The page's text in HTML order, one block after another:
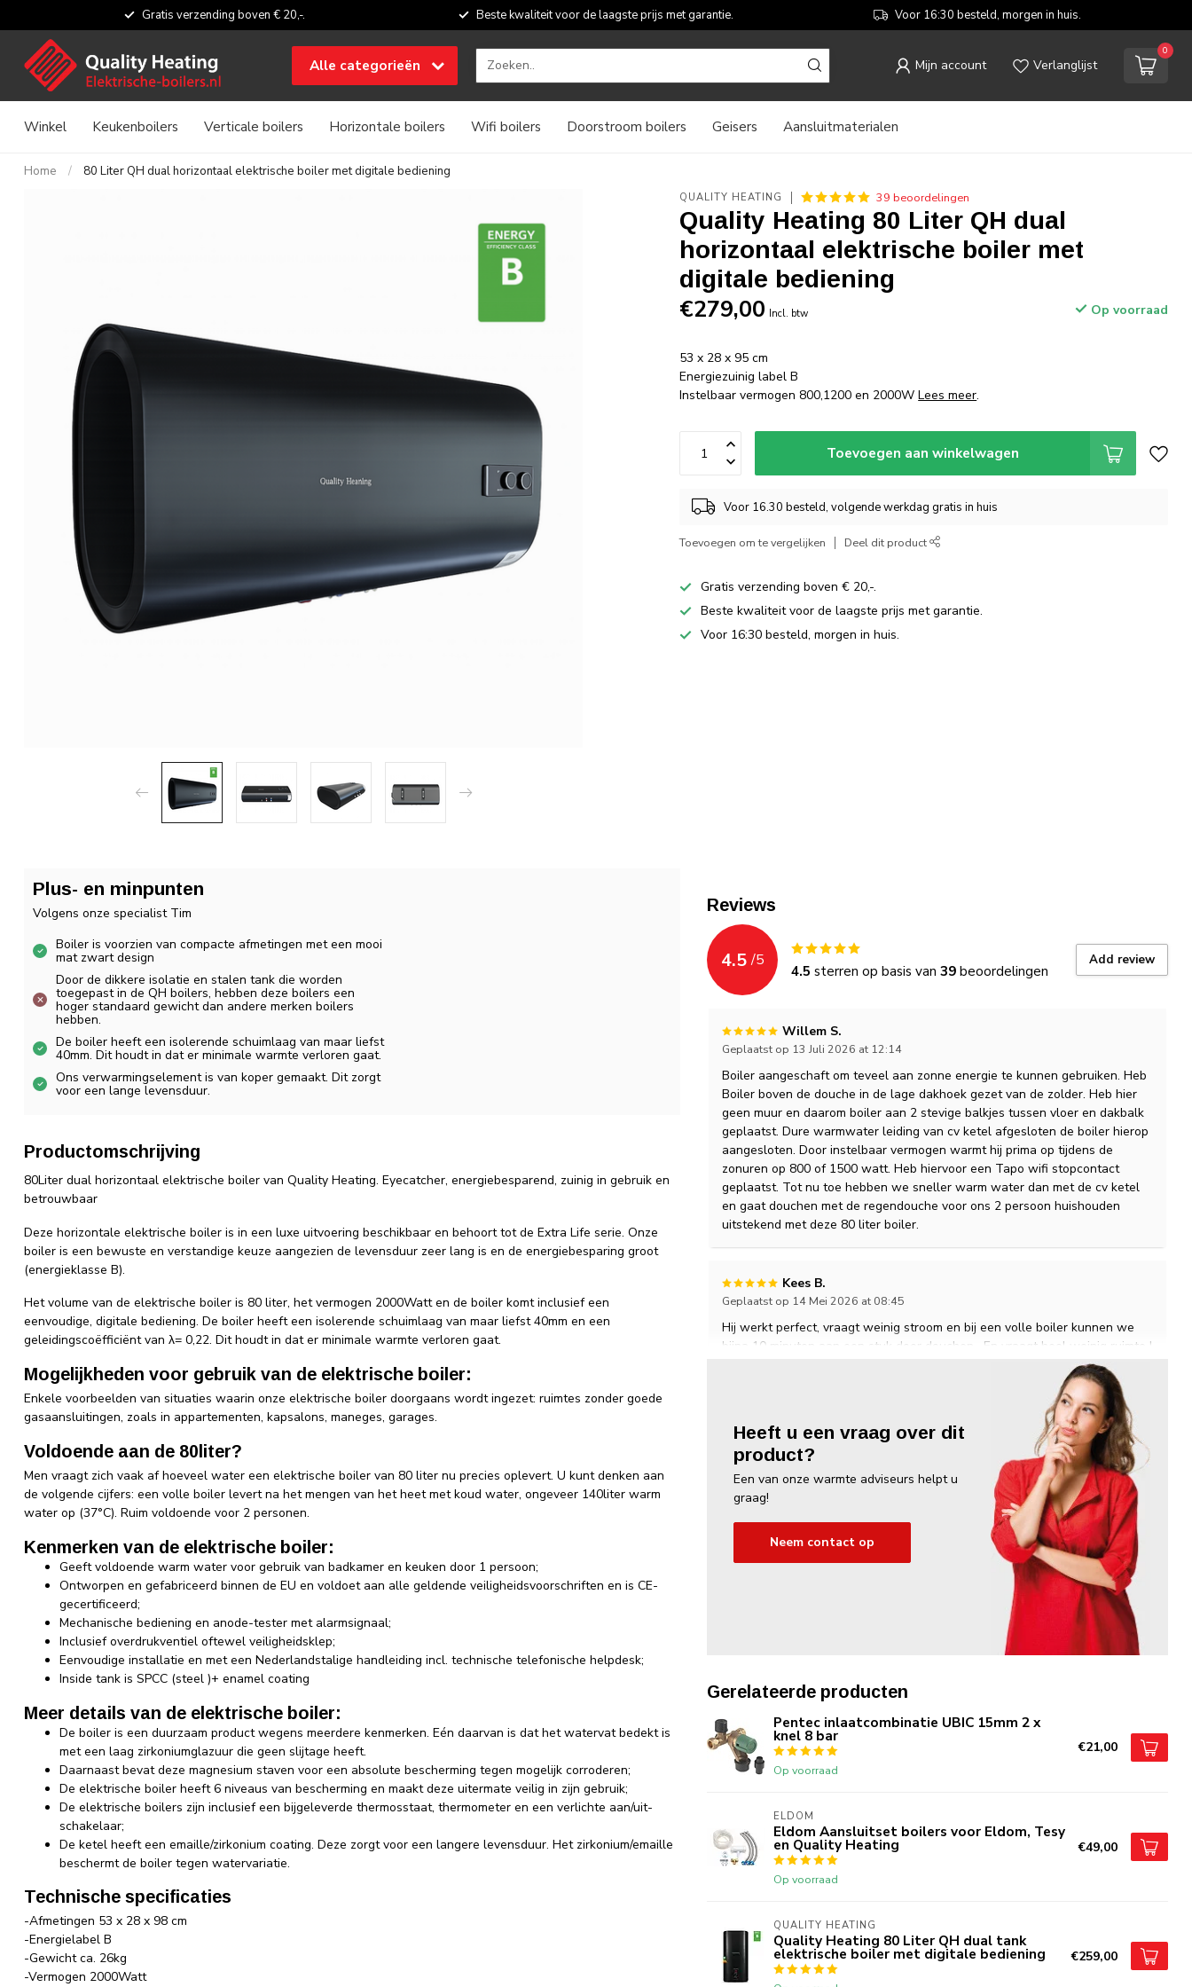
Gratis verzending boven € 20,-. Beste kwaliteit voor de laagste prijs met garantie. Voor 16:30 besteld, morgen in huis.
Alle categorieën Mijn account Verlanglijst
0
Winkel Keukenboilers Verticale boilers Horizontale boilers Wifi boilers Doorstroom boilers Geisers Aansluitmaterialen
Home / 80 Liter QH dual horizontaal elektrische boiler met digitale bediening
QUALITY HEATING 39 beoordelingen
Quality Heating 80 Liter QH dual
horizontaal elektrische boiler met
digitale bediening
€279,00 Incl. btw Op voorraad
53 x 28 x 95 cm
Energiezuinig label B
Instelbaar vermogen 800,1200 en 2000WLees meer.
Toevoegen aan winkelwagen
Voor 16.30 besteld, volgende werkdag gratis in huis
Toevoegen om te vergelijken Deel dit product
Gratis verzending boven € 20,-.
Beste kwaliteit voor de laagste prijs met garantie.
Voor 16:30 besteld, morgen in huis.
Plus- en minpunten
Volgens onze specialist Tim
Boiler is voorzien van compacte afmetingen met een mooi
mat zwart design
Door de dikkere isolatie en stalen tank die worden
toegepast in de QH boilers, hebben deze boilers een
hoger standaard gewicht dan andere merken boilers
hebben.
De boiler heeft een isolerende schuimlaag van maar liefst
40mm. Dit houdt in dat er minimale warmte verloren gaat.
Ons verwarmingselement is van koper gemaakt. Dit zorgt
voor een lange levensduur.
Productomschrijving
80Liter dual horizontaal elektrische boiler van Quality Heating. Eyecatcher, energiebesparend, zuinig in gebruik en
betrouwbaar
Deze horizontale elektrische boiler is in een luxe uitvoering beschikbaar en behoort tot de Extra Life serie. Onze
boiler is een bewuste en verstandige keuze aangezien de levensduur zeer lang is en de energiebesparing groot
(energieklasse B).
Het volume van de elektrische boiler is 80 liter, het vermogen 2000Watt en de boiler komt inclusief een
eenvoudige, digitale bediening. De boiler heeft een isolerende schuimlaag van maar liefst 40mm en een
geleidingscoëfficiënt van λ= 0,22. Dit houdt in dat er minimale warmte verloren gaat.
Mogelijkheden voor gebruik van de elektrische boiler:
Enkele voorbeelden van situaties waarin onze elektrische boiler doorgaans wordt ingezet: ruimtes zonder goede
gasaansluitingen, zoals in appartementen, kapsalons, maneges, garages.
Voldoende aan de 80liter?
Men vraagt zich vaak af hoeveel water een elektrische boiler van 80 liter nu precies oplevert. U kunt denken aan
de volgende cijfers: een volle boiler levert na het mengen van het heet met koud water, ongeveer 140liter warm
water op (37°C). Ruim voldoende voor 2 personen.
Kenmerken van de elektrische boiler:
Geeft voldoende warm water voor gebruik van badkamer en keuken door 1 persoon;
Ontworpen en gefabriceerd binnen de EU en voldoet aan alle geldende veiligheidsvoorschriften en is CE-
gecertificeerd;
Mechanische bediening en anode-tester met alarmsignaal;
Inclusief overdrukventiel oftewel veiligheidsklep;
Eenvoudige installatie en met een Nederlandstalige handleiding incl. technische telefonische helpdesk;
Inside tank is SPCC (steel )+ enamel coating
Meer details van de elektrische boiler:
De boiler is een duurzaam product wegens meerdere kenmerken. Eén daarvan is dat het watervat bedekt is
met een laag zirkoniumglazuur die geen slijtage heeft.
Daarnaast bevat deze magnesium staven voor een absolute bescherming tegen mogelijk corroderen;
De elektrische boiler heeft 6 niveaus van bescherming en maakt deze uitermate veilig in zijn gebruik;
De elektrische boilers zijn inclusief een bijgeleverde thermosstaat, thermometer en een verlichte aan/uit-
schakelaar;
De ketel heeft een emaille/zirkonium coating. Deze zorgt voor een langere levensduur. Het zirkonium/emaille
beschermt de boiler tegen watervariatie.
Technische specificaties
-Afmetingen 53 x 28 x 98 cm
-Energielabel B
-Gewicht ca. 26kg
-Vermogen 2000Watt
Reviews
4.5 /5
4.5 sterren op basis van 39beoordelingen
Add review
Willem S.
Geplaatst op 13 Juli 2026 at 12:14
Boiler aangeschaft om teveel aan zonne energie te kunnen gebruiken. Heb
Boiler boven de douche in de lage dakhoek gezet van de zolder. Heb hier
geen muur en daarom boiler aan 2 stevige balkjes tussen vloer en dakbalk
geplaatst. Dure warmwater leiding van cv ketel afgesloten de boiler hierop
aangesloten. Door instelbaar vermogen warmt hij prima op tijdens de
zonuren op 800 of 1500 watt. Heb hiervoor een Tapo wifi stopcontact
geplaatst. Tot nu toe hebben we sneller warm water dan met de cv ketel
en gaat douchen met de regendouche voor ons 2 persoon huishouden
uitstekend met deze 80 liter boiler.
Kees B.
Geplaatst op 14 Mei 2026 at 08:45
Hij werkt perfect, vraagt weinig stroom en bij een volle boiler kunnen we
bijna 10 minuten aan een stuk door douchen . En vraagt heel weinig ruimte !
Geplaatst op 3 April 2026 at 13:46
Mooie kwaliteit voor deze aantrekkelijke prijs gewoon doen laat jeniet gek
maken door duurdere merken
Bart K.
Geplaatst op 31 Maart 2026 at 18:20
Werkt goed, neemt niet veel plaats in
Dirk V.
Geplaatst op 24 Maart 2026 at 07:25
Debbie J.
Geplaatst op 24 Maart 2026 at 05:34
opgehangen worden.
H L.
Heeft u een vraag over dit
product?
Een van onze warmte adviseurs helpt u
graag!
Neem contact op
Gerelateerde producten
Pentec inlaatcombinatie UBIC 15mm 2 x
knel 8 bar
Op voorraad
€21,00
ELDOM
Eldom Aansluitset boilers voor Eldom, Tesy
en Quality Heating
Op voorraad
€49,00
QUALITY HEATING
Quality Heating 80 Liter QH dual tank
elektrische boiler met digitale bediening €259,00